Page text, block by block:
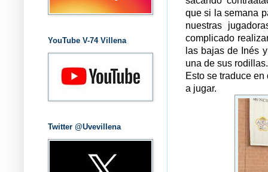
que si la semana
nuestras
complicado
las bajas de Inés
una de sus
Esto se traduce
a jugar.
YouTube V-74 Villena
Twitter @Uvevillena